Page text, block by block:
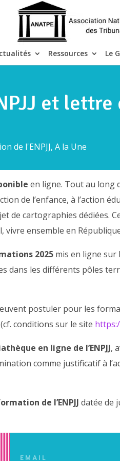
Ressources Le
et
de l'ENPJJ,A la Une
en ligne. Tout au long
de l’enfance, à l’action
de cartographies
vivre ensemble en
2025 mis en ligne sur
dans les différents pôles
postuler pour les
conditions sur le site
en ligne de l’ENPJJ,
comme justificatif à
de l’ENPJJ datée de
EMAIL